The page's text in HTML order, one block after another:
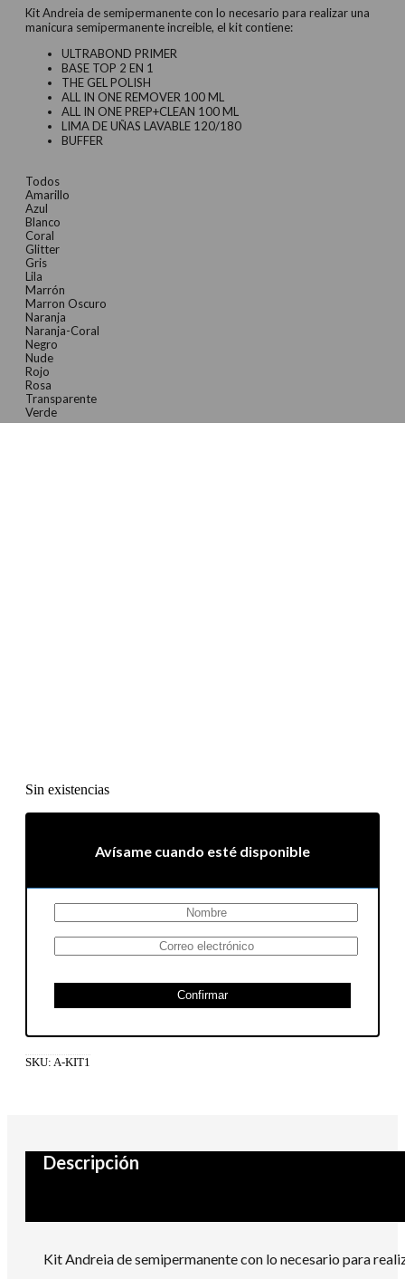
original
era:
35,24 €.
actual
es:
28,19 €.
Kit Andreia de semipermanente con lo necesario para realizar una
manicura semipermanente increible, el kit contiene:
ULTRABOND PRIMER
BASE TOP 2 EN 1
THE GEL POLISH
ALL IN ONE REMOVER 100 ML
ALL IN ONE PREP+CLEAN 100 ML
LIMA DE UÑAS LAVABLE 120/180
BUFFER
Todos
Amarillo
Azul
Blanco
Coral
Glitter
Gris
Lila
Marrón
Marron Oscuro
Naranja
Naranja-Coral
Negro
Nude
Rojo
Rosa
Transparente
Verde
Sin existencias
Avísame cuando esté disponible
Confirmar
SKU: A-KIT1
Descripción
Kit Andreia de semipermanente con lo necesario para